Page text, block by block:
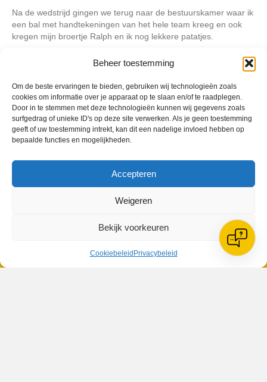
Beheer toestemming
Om de beste ervaringen te bieden, gebruiken wij technologieën zoals
cookies om informatie over je apparaat op te slaan en/of te raadplegen.
Door in te stemmen met deze technologieën kunnen wij gegevens zoals
surfgedrag of unieke ID's op deze site verwerken. Als je geen toestemming
geeft of uw toestemming intrekt, kan dit een nadelige invloed hebben op
bepaalde functies en mogelijkheden.
Accepteren
Weigeren
Bekijk voorkeuren
Cookiebeleid Privacybeleid
Na de wedstrijd gingen we terug naar de bestuurskamer waar ik
een bal met handtekeningen van het hele team kreeg en ook
kregen mijn broertje Ralph en ik nog lekkere patatjes.
Geplaatst inBerichten seizoen 2024-2025